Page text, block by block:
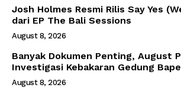
Josh Holmes Resmi Rilis Say Yes
dari EP The Bali Sessions
August 8, 2026
Banyak Dokumen Penting, August
Investigasi Kebakaran Gedung
August 8, 2026